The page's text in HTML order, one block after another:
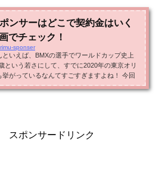
ンサーはどこで契約金はいく
でチェック！
sponser
いえば、BMXの選手でワールドカップ史上
という若さにして、すでに2020年の東京オリ
がっているなんてすごすぎますよね！ 今回
はどこで契約金はいくらなのか、めちゃくち
スポンサードリンク